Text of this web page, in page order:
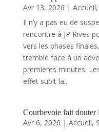
Avr 13, 2026 | Accueil,
Il n’y a pas eu de
rencontre à JP Rives
vers les phases
tremblé face à un
premières minutes.
effet subit la...
Courbevoie fait douter
Avr 6, 2026 | Accueil,